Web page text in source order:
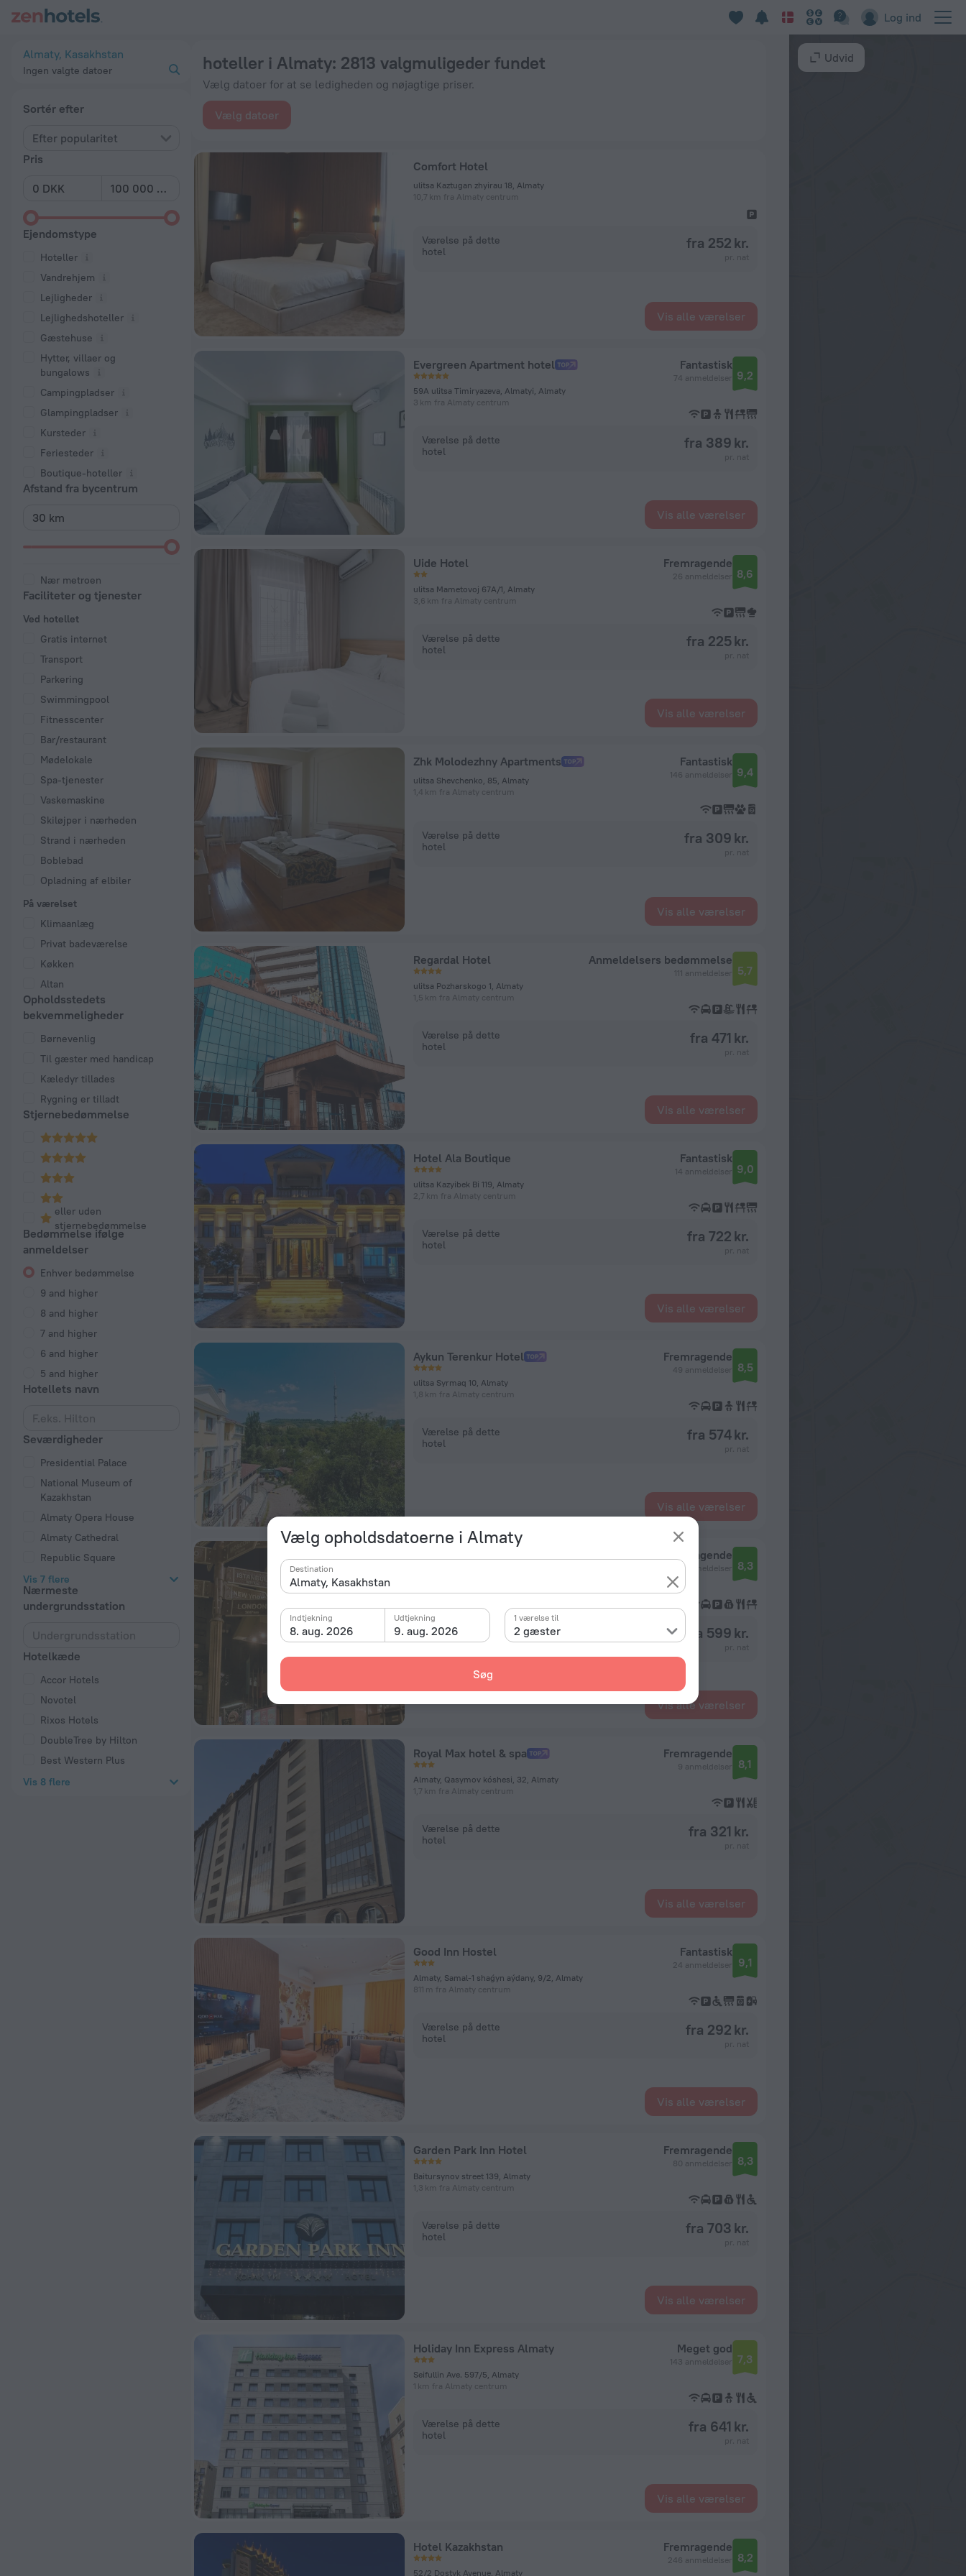
Log ind
Vælg opholdsdatoerne i Almaty
Destination
8. aug. 2026
Indtjekning
9. aug. 2026
Udtjekning
2 gæster
1 værelse til
Søg
Almaty, Kasakhstan
Ingen valgte datoer
Sortér efter
Efter popularitet
Pris
Ejendomstype
Hoteller
Vandrehjem
Lejligheder
Lejlighedshoteller
Gæstehuse
Hytter, villaer og
bungalows
Campingpladser
Glampingpladser
Kursteder
Feriesteder
Boutique-hoteller
Afstand fra bycentrum
Nær metroen
Faciliteter og tjenester
Ved hotellet
Gratis internet
Transport
Parkering
Swimmingpool
Fitnesscenter
Bar/restaurant
Mødelokale
Spa-tjenester
Vaskemaskine
Skiløjper i nærheden
Strand i nærheden
Boblebad
Opladning af elbiler
På værelset
Klimaanlæg
Privat badeværelse
Køkken
Altan
Opholdsstedets
bekvemmeligheder
Børnevenlig
Til gæster med handicap
Kæledyr tillades
Rygning er tilladt
Stjernebedømmelse
eller uden
stjernebedømmelse
Bedømmelse ifølge
anmeldelser
Enhver bedømmelse
9 and higher
8 and higher
7 and higher
6 and higher
5 and higher
Hotellets navn
Seværdigheder
Presidential Palace
National Museum of
Kazakhstan
Almaty Opera House
Almaty Cathedral
Republic Square
Vis 7 flere
Nærmeste
undergrundsstation
Hotelkæde
Accor Hotels
Novotel
Rixos Hotels
DoubleTree by Hilton
Best Western Plus
Vis 8 flere
hoteller i Almaty: 2813 valgmuligeder fundet
Vælg datoer for at se ledigheden og nøjagtige priser.
Vælg datoer
Comfort Hotel
ulitsa Kaztugan zhyirau 18, Almaty
10,7 km fra Almaty centrum
Værelse på dette
hotel
fra 252 kr.
Vis alle værelser
Evergreen Apartment hotel
59A ulitsa Timiryazeva, Almatyi, Almaty
3 km fra Almaty centrum
Fantastisk
74 anmeldelser 9,2
Værelse på dette
hotel
fra 389 kr.
Vis alle værelser
Uide Hotel
ulitsa Mametovoj 67A/1, Almaty
3,6 km fra Almaty centrum
Fremragende
26 anmeldelser 8,6
Værelse på dette
hotel
fra 225 kr.
Vis alle værelser
Zhk Molodezhny Apartments
ulitsa Shevchenko, 85, Almaty
1,4 km fra Almaty centrum
Fantastisk
146 anmeldelser 9,4
Værelse på dette
hotel
fra 309 kr.
Vis alle værelser
Regardal Hotel
ulitsa Pozharskogo 1, Almaty
1,5 km fra Almaty centrum
Anmeldelsers bedømmelse
111 anmeldelser 5,7
Værelse på dette
hotel
fra 471 kr.
Vis alle værelser
Hotel Ala Boutique
ulitsa Kazyibek Bi 119, Almaty
2,7 km fra Almaty centrum
Fantastisk
14 anmeldelser 9,0
Værelse på dette
hotel
fra 722 kr.
Vis alle værelser
Aykun Terenkur Hotel
ulitsa Syrmaq 10, Almaty
1,8 km fra Almaty centrum
Fremragende
49 anmeldelser 8,5
Værelse på dette
hotel
fra 574 kr.
Vis alle værelser
2,8 km fra Almaty centrum
Fremragende
354 anmeldelser 8,3
Værelse på dette
hotel
fra 599 kr.
Vis alle værelser
Royal Max hotel & spa
Almaty, Qasymov kóshesi, 32, Almaty
1,7 km fra Almaty centrum
Fremragende
9 anmeldelser 8,1
Værelse på dette
hotel
fra 321 kr.
Vis alle værelser
Good Inn Hostel
Almaty, Samal-1 shaǵyn aýdany, 9/2, Almaty
811 m fra Almaty centrum
Fantastisk
24 anmeldelser 9,1
Værelse på dette
hotel
fra 292 kr.
Vis alle værelser
Garden Park Inn Hotel
Baitursynov street 139, Almaty
1,3 km fra Almaty centrum
Fremragende
80 anmeldelser 8,3
Værelse på dette
hotel
fra 703 kr.
Vis alle værelser
Holiday Inn Express Almaty
Seifullin Ave. 597/5, Almaty
1 km fra Almaty centrum
Meget god
143 anmeldelser 7,3
Værelse på dette
hotel
fra 641 kr.
Vis alle værelser
Hotel Kazakhstan
52/2 Dostyk Avenue, Almaty
Fremragende
246 anmeldelser 8,2
Udvid
20 bedste hoteller i Almaty 2026 fra 225 kr.. Bestil nu hos ZenHotels.com.